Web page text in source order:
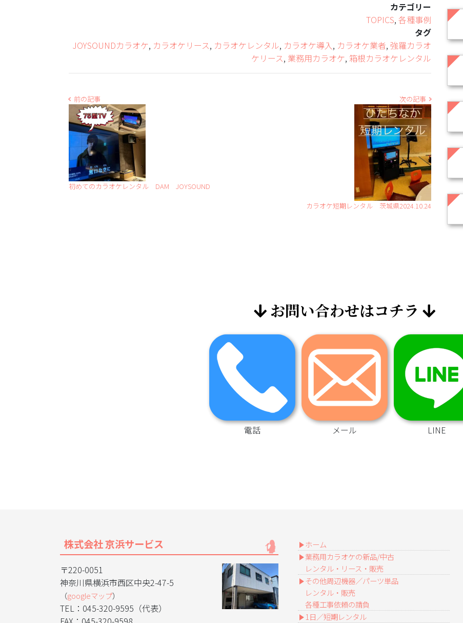
カテゴリー
TOPICS,各種事例
タグ
JOYSOUNDカラオケ, カラオケリース, カラオケレンタル, カラオケ導入, カラオケ業者,強羅カラオ
ケリース, 業務用カラオケ, 箱根カラオケレンタル
前の記事
初めてのカラオケレンタル DAM JOYSOUND
次の記事
カラオケ短期レンタル 茨城県2024.10.24
お問い合わせはコチラ
電話 メール LINE
株式会社 京浜サービス
〒220-0051
神奈川県横浜市西区中央2-47-5
（googleマップ）
TEL：045-320-9595（代表）
ホーム
業務用カラオケの新品/中古
レンタル・リース・販売
その他周辺機器／パーツ単品
レンタル・販売
各種工事依頼の請負
1日／短期レンタル